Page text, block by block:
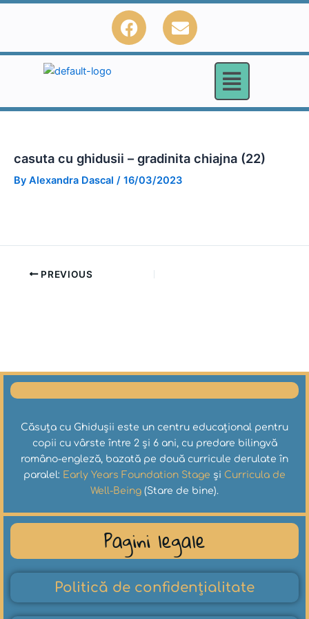
Skip
F
a
c
o
E
n
v
o
casuta cu ghidusii – gradinita chiajna (22)
By Alexandra Dascal / 16/03/2023
PREVIOUS
Căsuța cu Ghidușii este un centru educațional pentru
copii cu vârste între 2 și 6 ani, cu predare bilingvă
româno-engleză, bazată pe două curricule derulate în
paralel: Early Years Foundation Stage și Curricula de
Well-Being (Stare de bine).
Pagini legale
Politică de confidențialitate